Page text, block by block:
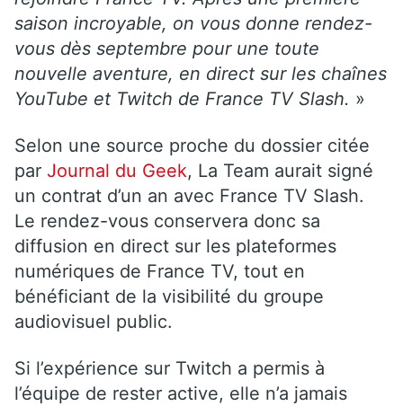
saison incroyable, on vous donne rendez-
vous dès septembre pour une toute
nouvelle aventure, en direct sur les chaînes
YouTube et Twitch de France TV Slash. »
Selon une source proche du dossier citée
par Journal du Geek, La Team aurait signé
un contrat d’un an avec France TV Slash.
Le rendez-vous conservera donc sa
diffusion en direct sur les plateformes
numériques de France TV, tout en
bénéficiant de la visibilité du groupe
audiovisuel public.
Si l’expérience sur Twitch a permis à
l’équipe de rester active, elle n’a jamais